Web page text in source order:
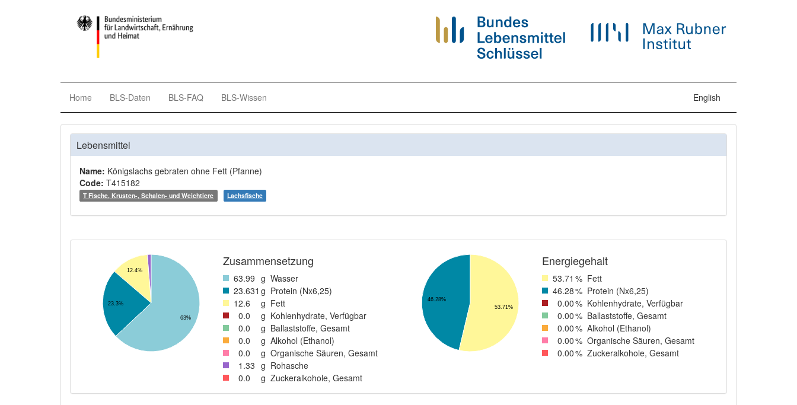
Home BLS-Daten BLS-FAQ BLS-Wissen English
Lebensmittel
Name: Königslachs gebraten ohne Fett (Pfanne)
Code: T415182
T Fische, Krusten-, Schalen- und Weichtiere Lachsfische
12.4%
23.3%
63%
Zusammensetzung
63.99 g Wasser
23.631 g Protein (Nx6,25)
12.6 g Fett
0.0 g Kohlenhydrate, Verfügbar
0.0 g Ballaststoffe, Gesamt
0.0 g Alkohol (Ethanol)
0.0 g Organische Säuren, Gesamt
1 .33 g Rohasche
0.0 g Zuckeralkohole, Gesamt
46.28%
53.71%
Energiegehalt
53.71 % Fett
46.28% Protein (Nx6,25)
0.00% Kohlenhydrate, Verfügbar
0.00% Ballaststoffe, Gesamt
0.00% Alkohol (Ethanol)
0.00% Organische Säuren, Gesamt
0.00% Zuckeralkohole, Gesamt